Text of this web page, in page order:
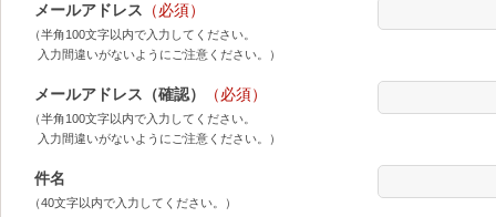
メールアドレス （必須）
（半角100文字以内で入力してください。
入力間違いがないようにご注意ください。）
メールアドレス（確認） （必須）
（半角100文字以内で入力してください。
入力間違いがないようにご注意ください。）
件名
（40文字以内で入力してください。）